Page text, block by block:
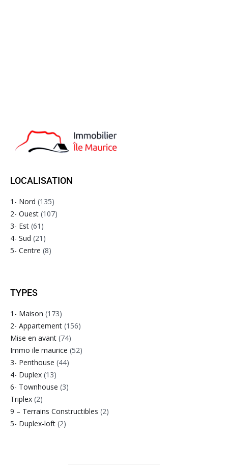
LOCALISATION
1- Nord (135)
2- Ouest (107)
3- Est (61)
4- Sud (21)
5- Centre (8)
TYPES
1- Maison (173)
2- Appartement (156)
Mise en avant (74)
Immo ile maurice (52)
3- Penthouse (44)
4- Duplex (13)
6- Townhouse (3)
Triplex (2)
9 – Terrains Constructibles (2)
5- Duplex-loft (2)